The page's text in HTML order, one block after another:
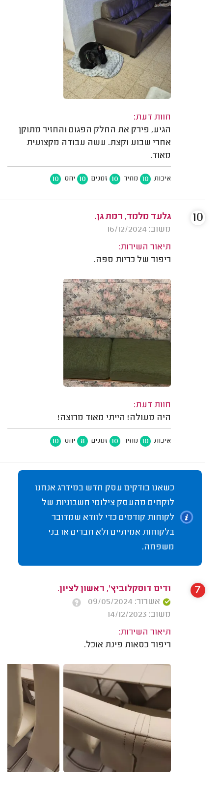
חוות דעת:
הגיע, פירק את החלק הפגום והחזיר מתוקן
אחרי שבוע וקצת. עשה עבודה מקצועית
מאוד.
איכות 10 מחיר 10 זמנים 10 יחס 10
גלעד מלמד, רמת גן.
משוב: 16/12/2024
תיאור השירות:
ריפוד של כריות ספה.
חוות דעת:
היה מעולה! הייתי מאוד מרוצה!
איכות 10 מחיר 10 זמנים 8 יחס 10
10
כשאנו בודקים עסק חדש במידרג אנחנו
לוקחים מהעסק צילומי חשבוניות של
לקוחות קודמים כדי לוודא שמדובר
בלקוחות אמיתיים ולא חברים או בני
משפחה.
ודים דוסקלוביץ', ראשון לציון.
אשרור: 09/05/2024
משוב: 14/12/2023
תיאור השירות:
ריפוד כסאות פינת אוכל.
7